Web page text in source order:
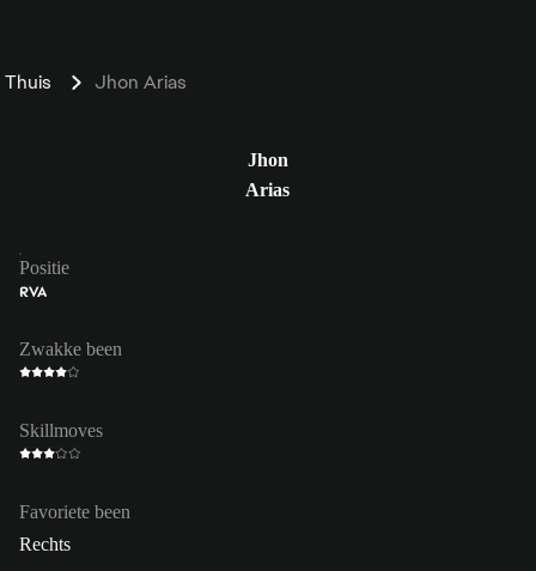
Thuis Jhon Arias
Jhon
Arias
Positie
RVA
Zwakke been
Skillmoves
Favoriete been
Rechts